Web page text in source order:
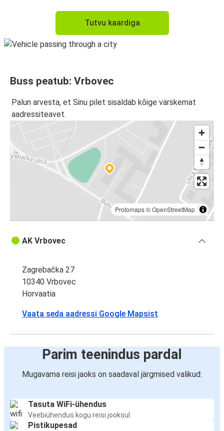
Tutvu kaardiga
Buss peatub: Vrbovec
Palun arvesta, et Sinu pilet sisaldab kõige värskemat
aadressiteavet.
Protomaps©OpenStreetMap
AK Vrbovec
Zagrebačka 27
10340 Vrbovec
Horvaatia
Vaata seda aadressi Google Mapsist
Parim teenindus pardal
Mugavama reisi jaoks on saadaval järgmised valikud:
Tasuta WiFi-ühendus
Veebiühendus kogu reisi jooksul
Pistikupesad